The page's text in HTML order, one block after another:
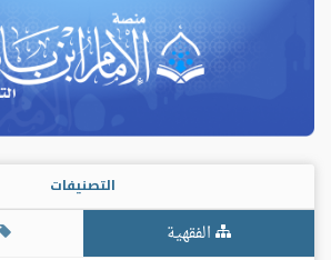
التصنيفات
الفقهية